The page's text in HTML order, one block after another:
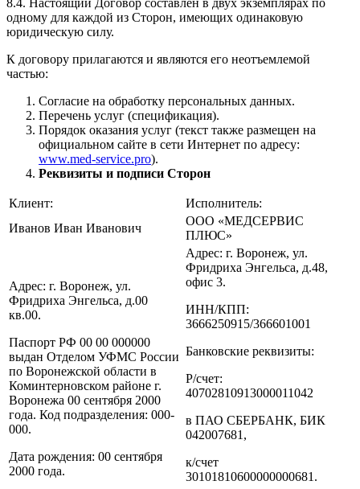
одному для каждой из Сторон, имеющих одинаковую
юридическую силу.
К договору прилагаются и являются его неотъемлемой
частью:
Согласие на обработку персональных данных.
Перечень услуг (спецификация).
Порядок оказания услуг (текст также размещен на
официальном сайте в сети Интернет по адресу:
www.med-service.pro).
Реквизиты и подписи Сторон
Клиент:
Исполнитель:
Иванов Иван Иванович
ООО «МЕДСЕРВИС
ПЛЮС»
Адрес: г. Воронеж, ул.
Фридриха Энгельса, д.00
кв.00.
Паспорт РФ 00 00 000000
выдан Отделом УФМС России
по Воронежской области в
Коминтерновском районе г.
Воронежа 00 сентября 2000
года. Код подразделения: 000-
000.
Дата рождения: 00 сентября
2000 года.
Адрес: г. Воронеж, ул.
Фридриха Энгельса, д.48,
офис 3.
ИНН/КПП:
3666250915/366601001
Банковские реквизиты:
Р/счет:
40702810913000011042
в ПАО СБЕРБАНК, БИК
042007681,
к/счет
30101810600000000681.